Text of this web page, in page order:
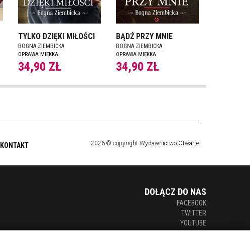
TYLKO DZIĘKI MIŁOŚCI
BOGNA ZIEMBICKA
OPRAWA MIĘKKA
34,90 ZŁ
BĄDŹ PRZY MNIE
BOGNA ZIEMBICKA
OPRAWA MIĘKKA
34,90 ZŁ
KONTAKT 2026 © copyright Wydawnictwo Otwarte
DOŁĄCZ DO NAS
FACEBOOK
TWITTER
YOUTUBE